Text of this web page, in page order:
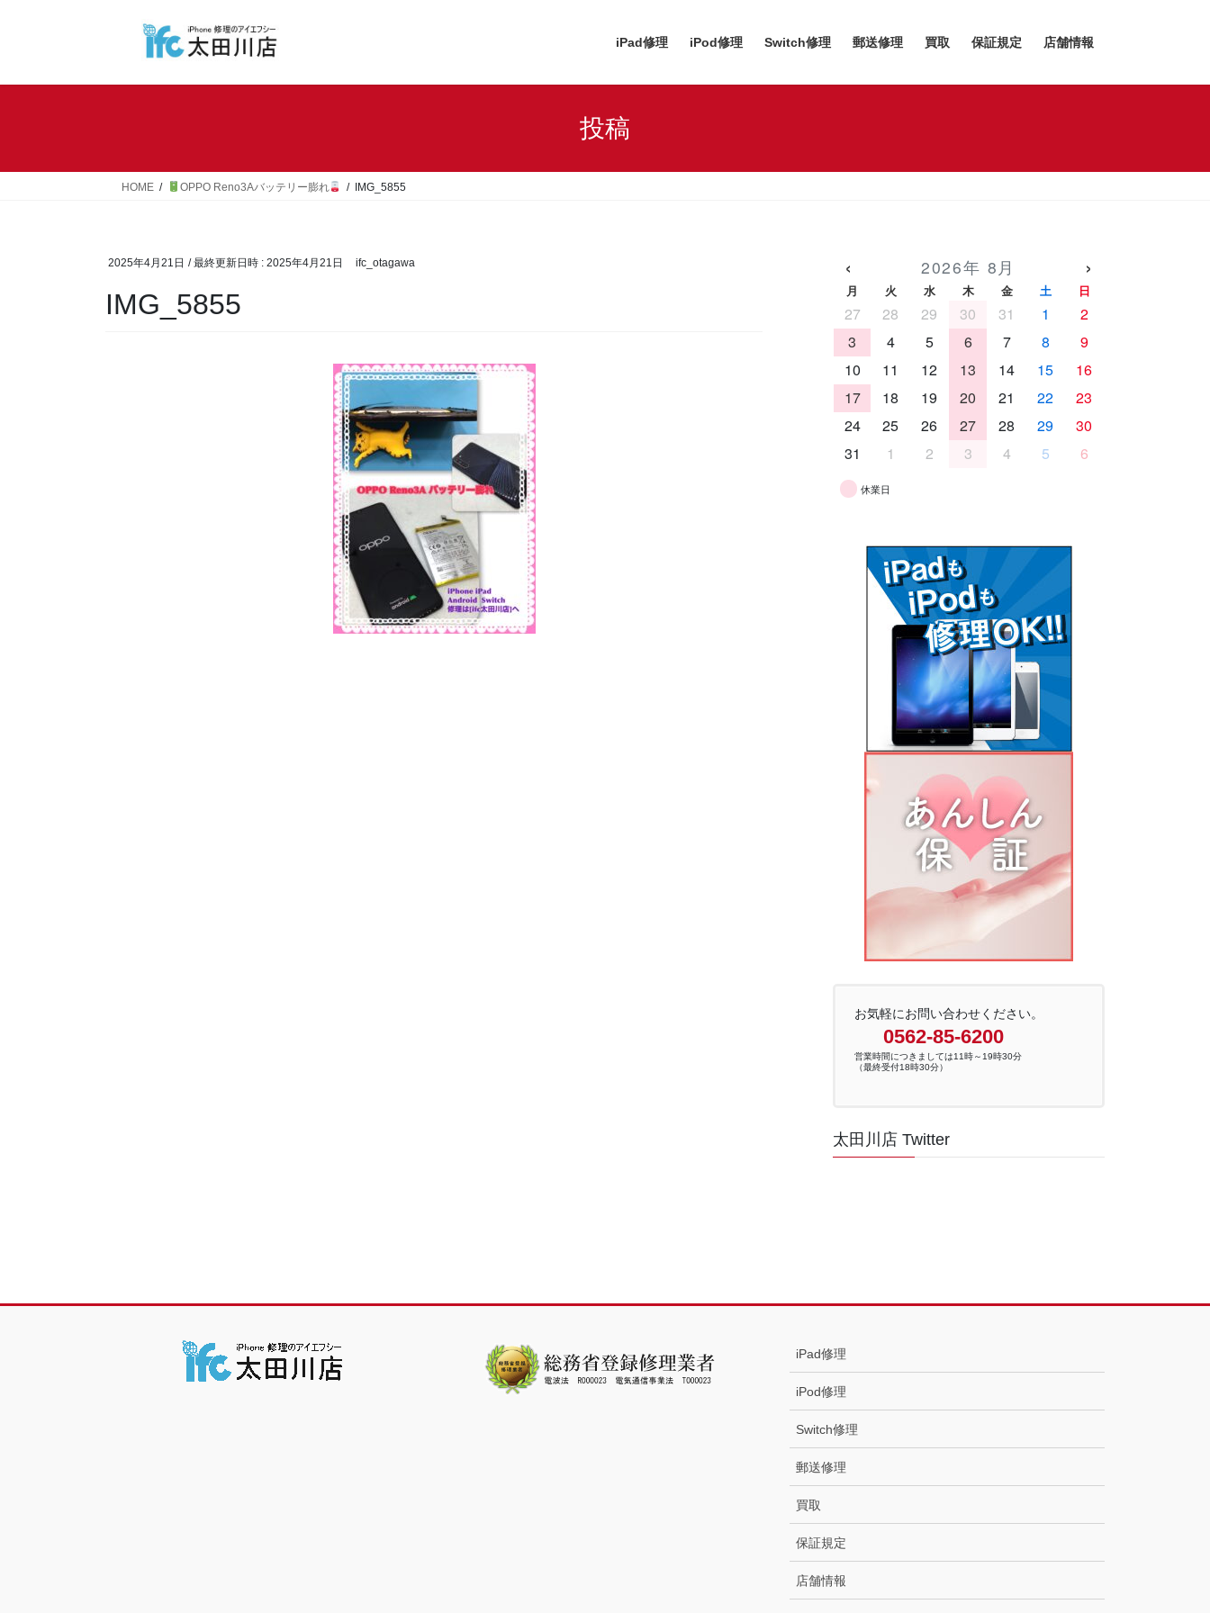
iPad修理 iPod修理 Switch修理 郵送修理 買取 保証規定 店舗情報
投稿
HOME OPPO Reno3Aバッテリー膨れ IMG_5855
2025年4月21日 / 最終更新日時 : 2025年4月21日 ifc_otagawa
IMG_5855
‹ 2026年 8月 ›
月 火 水 木 金 土 日
27 28 29 30 31 1
2
3
4 5 6 7 8
9
10
11 12 13 14 15
16
17
18 19 20 21 22
23
24
25 26 27 28 29
30
31
1 2 3 4 5 6
休業日
お気軽にお問い合わせください。
0562-85-6200
営業時間につきましては11時～19時30分
（最終受付18時30分）
太田川店 Twitter
iPad修理
iPod修理
Switch修理
郵送修理
買取
保証規定
店舗情報